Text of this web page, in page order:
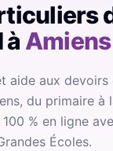
à Amiens
aide aux devoirs
du primaire à
% en ligne
Écoles.